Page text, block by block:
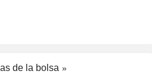
de la bolsa